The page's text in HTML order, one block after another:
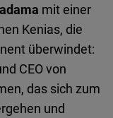
mit einer
Kenias, die
überwindet:
CEO von
das sich zum
und